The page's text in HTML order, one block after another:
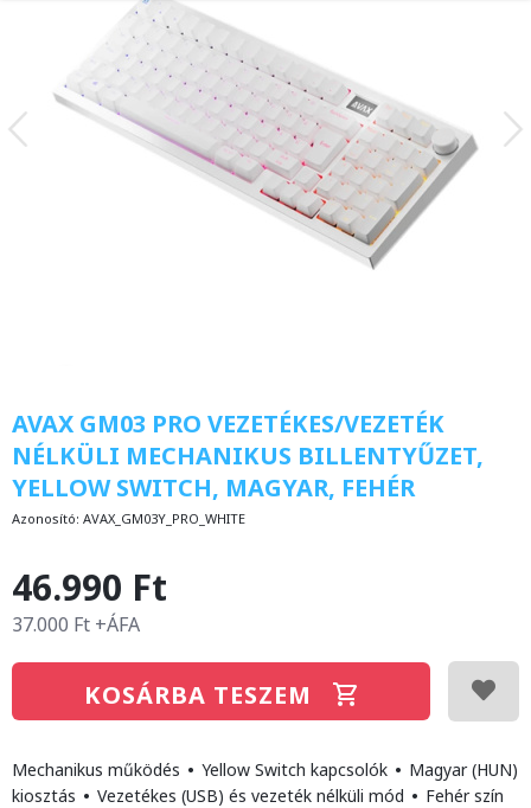
AVAX GM03 PRO VEZETÉKES/VEZETÉK
NÉLKÜLI MECHANIKUS BILLENTYŰZET,
YELLOW SWITCH, MAGYAR, FEHÉR
Azonosító: AVAX_GM03Y_PRO_WHITE
46.990 Ft
37.000 Ft +ÁFA
KOSÁRBA TESZEM
Mechanikus működés • Yellow Switch kapcsolók • Magyar (HUN)
kiosztás • Vezetékes (USB) és vezeték nélküli mód • Fehér szín